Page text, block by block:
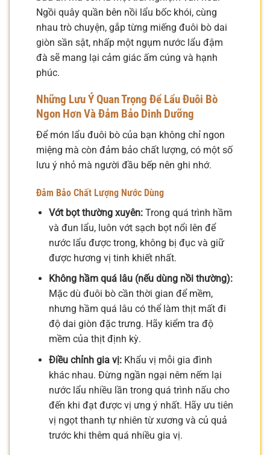
Ngồi quây quần bên nồi lẩu bốc khói, cùng
nhau trò chuyện, gắp từng miếng đuôi bò dai
giòn sần sật, nhấp một ngụm nước lẩu đậm
đà sẽ mang lại cảm giác ấm cúng và hạnh
phúc.
Những Lưu Ý Quan Trọng Để Lẩu Đuôi Bò
Ngon Hơn Và Đảm Bảo Dinh Dưỡng
Để món lẩu đuôi bò của bạn không chỉ ngon
miệng mà còn đảm bảo chất lượng, có một số
lưu ý nhỏ mà người đầu bếp nên ghi nhớ.
Đảm Bảo Chất Lượng Nước Dùng
Vớt bọt thường xuyên:Trong quá trình hầm
và đun lẩu, luôn vớt sạch bọt nổi lên để
nước lẩu được trong, không bị đục và giữ
được hương vị tinh khiết nhất.
Không hầm quá lâu (nếu dùng nồi thường):
Mặc dù đuôi bò cần thời gian để mềm,
nhưng hầm quá lâu có thể làm thịt mất đi
độ dai giòn đặc trưng. Hãy kiểm tra độ
mềm của thịt định kỳ.
Điều chỉnh gia vị:Khẩu vị mỗi gia đình
khác nhau. Đừng ngần ngại nêm nếm lại
nước lẩu nhiều lần trong quá trình nấu cho
đến khi đạt được vị ưng ý nhất. Hãy ưu tiên
vị ngọt thanh tự nhiên từ xương và củ quả
trước khi thêm quá nhiều gia vị.